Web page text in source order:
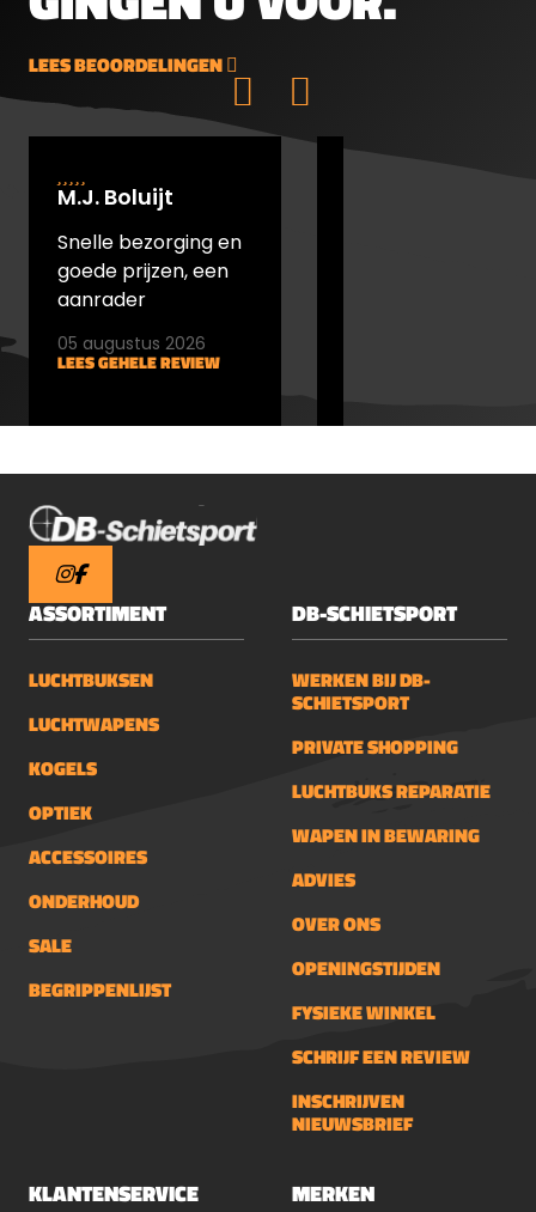
LEES BEOORDELINGEN
M.J. Boluijt
Snelle bezorging en
goede prijzen, een
aanrader
LEES GEHELE REVIEW
05 augustus 2026
ASSORTIMENT
LUCHTBUKSEN
LUCHTWAPENS
KOGELS
OPTIEK
ACCESSOIRES
ONDERHOUD
SALE
BEGRIPPENLIJST
DB-SCHIETSPORT
WERKEN BIJ DB-
SCHIETSPORT
PRIVATE SHOPPING
LUCHTBUKS REPARATIE
WAPEN IN BEWARING
ADVIES
OVER ONS
OPENINGSTIJDEN
FYSIEKE WINKEL
SCHRIJF EEN REVIEW
INSCHRIJVEN
NIEUWSBRIEF
KLANTENSERVICE MERKEN